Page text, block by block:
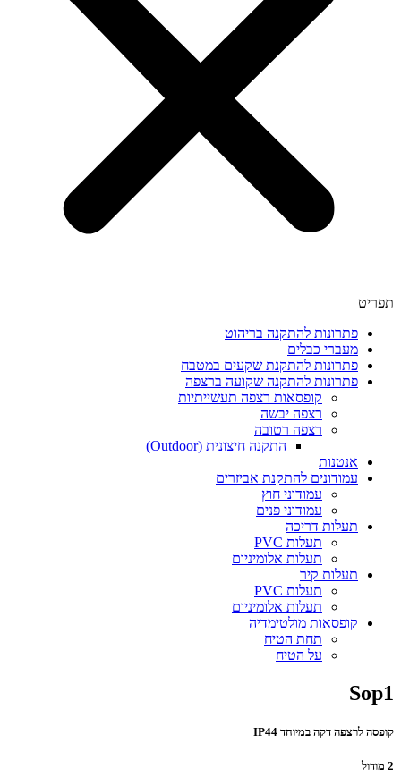
תפריט
פתרונות להתקנה בריהוט
מעברי כבלים
פתרונות להתקנת שקעים במטבח
פתרונות להתקנה שקועה ברצפה
קופסאות רצפה תעשייתיות
רצפה יבשה
רצפה רטובה
התקנה חיצונית (Outdoor)
אנטנות
עמודונים להתקנת אביזרים
עמודוני חוץ
עמודוני פנים
תעלות דריכה
תעלות PVC
תעלות אלומיניום
תעלות קיר
תעלות PVC
תעלות אלומיניום
קופסאות מולטימדיה
תחת הטיח
על הטיח
Sop1
קופסה לרצפה דקה במיוחד IP44
2 מודול